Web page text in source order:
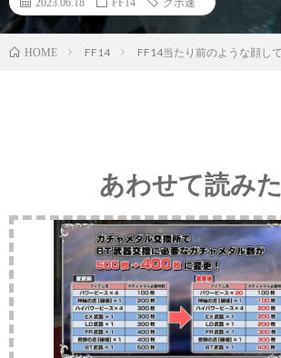
HOME FF14 FF14当たり前のような顔し
あわせて読み